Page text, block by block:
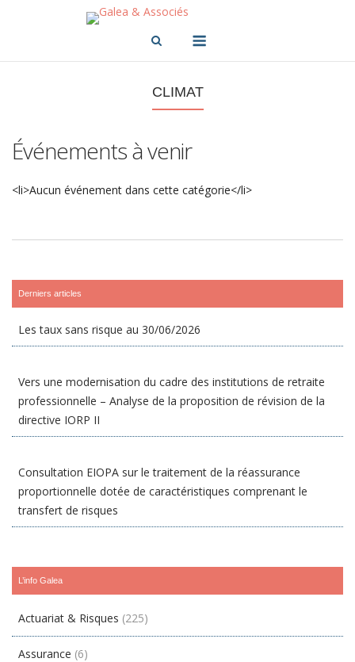
CLIMAT
Événements à venir
<li>Aucun événement dans cette catégorie</li>
Derniers articles
Les taux sans risque au 30/06/2026
Vers une modernisation du cadre des institutions de retraite
professionnelle – Analyse de la proposition de révision de la
directive IORP II
Consultation EIOPA sur le traitement de la réassurance
proportionnelle dotée de caractéristiques comprenant le
transfert de risques
L’info Galea
Actuariat & Risques (225)
Assurance (6)